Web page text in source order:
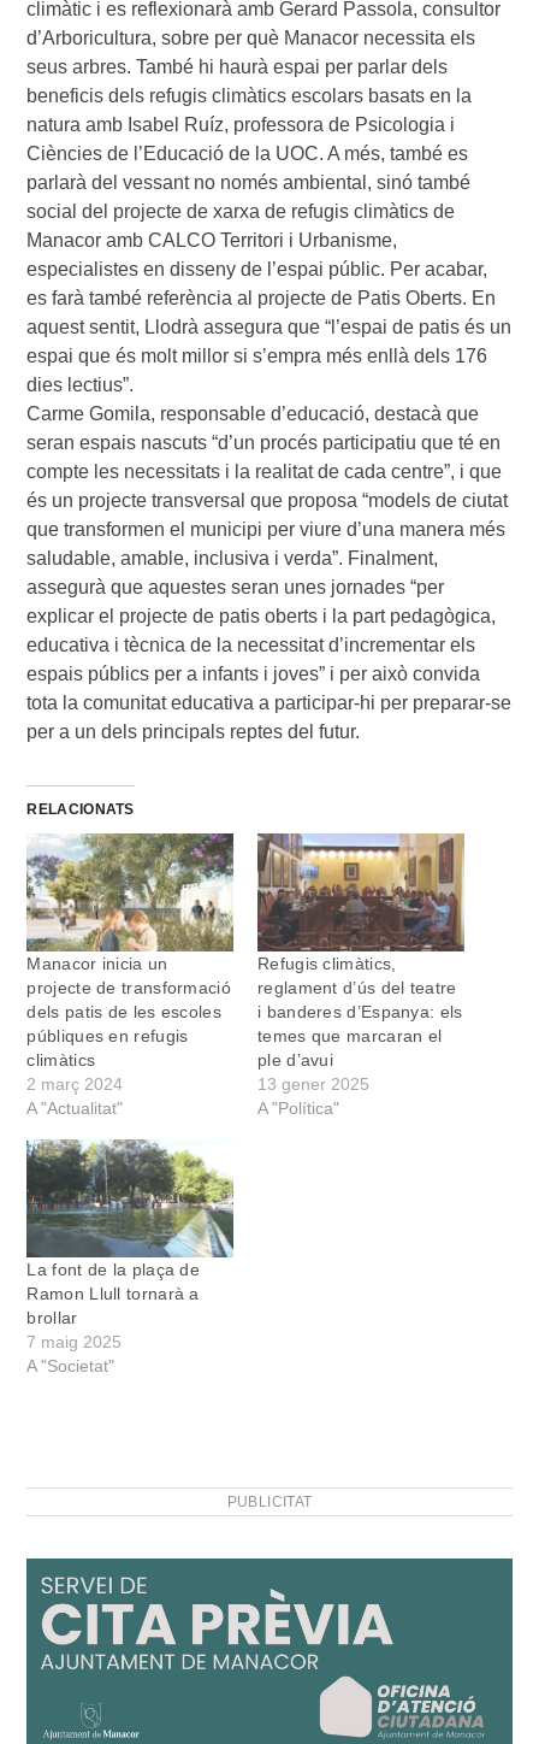
climàtic i es reflexionarà amb Gerard Passola, consultor
d’Arboricultura, sobre per què Manacor necessita els
seus arbres. També hi haurà espai per parlar dels
beneficis dels refugis climàtics escolars basats en la
natura amb Isabel Ruíz, professora de Psicologia i
Ciències de l’Educació de la UOC. A més, també es
parlarà del vessant no només ambiental, sinó també
social del projecte de xarxa de refugis climàtics de
Manacor amb CALCO Territori i Urbanisme,
especialistes en disseny de l’espai públic. Per acabar,
es farà també referència al projecte de Patis Oberts. En
aquest sentit, Llodrà assegura que “l’espai de patis és un
espai que és molt millor si s’empra més enllà dels 176
dies lectius”.
Carme Gomila, responsable d’educació, destacà que
seran espais nascuts “d’un procés participatiu que té en
compte les necessitats i la realitat de cada centre”, i que
és un projecte transversal que proposa “models de ciutat
que transformen el municipi per viure d’una manera més
saludable, amable, inclusiva i verda”. Finalment,
assegurà que aquestes seran unes jornades “per
explicar el projecte de patis oberts i la part pedagògica,
educativa i tècnica de la necessitat d’incrementar els
espais públics per a infants i joves” i per això convida
tota la comunitat educativa a participar-hi per preparar-se
per a un dels principals reptes del futur.
RELACIONATS
Manacor inicia un
projecte de transformació
dels patis de les escoles
públiques en refugis
climàtics
2 març 2024
A "Actualitat"
Refugis climàtics,
reglament d’ús del teatre
i banderes d’Espanya: els
temes que marcaran el
ple d’avui
13 gener 2025
A "Política"
La font de la plaça de
Ramon Llull tornarà a
brollar
7 maig 2025
A "Societat"
PUBLICITAT